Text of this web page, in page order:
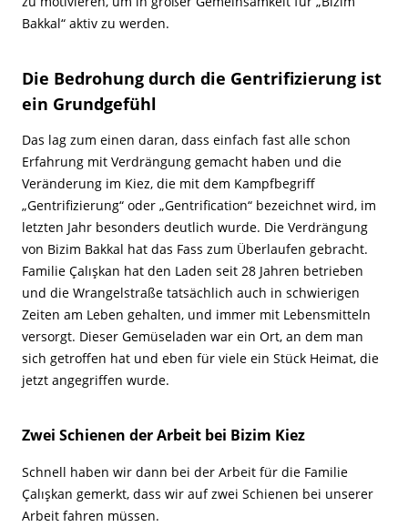
Bakkal“ aktiv zu werden.
Die Bedrohung durch die Gentrifizierung ist
ein Grundgefühl
Das lag zum einen daran, dass einfach fast alle schon
Erfahrung mit Verdrängung gemacht haben und die
Veränderung im Kiez, die mit dem Kampfbegriff
„Gentrifizierung“ oder „Gentrification“ bezeichnet wird, im
letzten Jahr besonders deutlich wurde. Die Verdrängung
von Bizim Bakkal hat das Fass zum Überlaufen gebracht.
Familie Çalışkan hat den Laden seit 28 Jahren betrieben
und die Wrangelstraße tatsächlich auch in schwierigen
Zeiten am Leben gehalten, und immer mit Lebensmitteln
versorgt. Dieser Gemüseladen war ein Ort, an dem man
sich getroffen hat und eben für viele ein Stück Heimat, die
jetzt angegriffen wurde.
Zwei Schienen der Arbeit bei Bizim Kiez
Schnell haben wir dann bei der Arbeit für die Familie
Çalışkan gemerkt, dass wir auf zwei Schienen bei unserer
Arbeit fahren müssen.